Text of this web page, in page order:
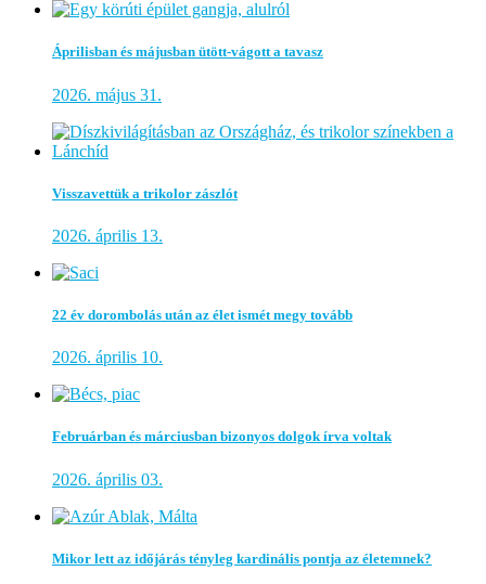
Áprilisban és májusban ütött-vágott a tavasz
2026. május 31.
Visszavettük a trikolor zászlót
2026. április 13.
22 év dorombolás után az élet ismét megy tovább
2026. április 10.
Februárban és márciusban bizonyos dolgok írva voltak
2026. április 03.
Mikor lett az időjárás tényleg kardinális pontja az életemnek?